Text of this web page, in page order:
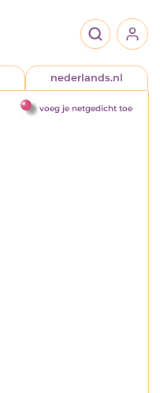
nederlands.nl
voeg je netgedicht toe